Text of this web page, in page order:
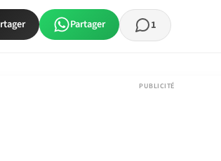
Partager 1